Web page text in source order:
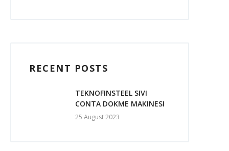
RECENT POSTS
TEKNOFINSTEEL SIVI
CONTA DOKME MAKINESI
25 August 2023